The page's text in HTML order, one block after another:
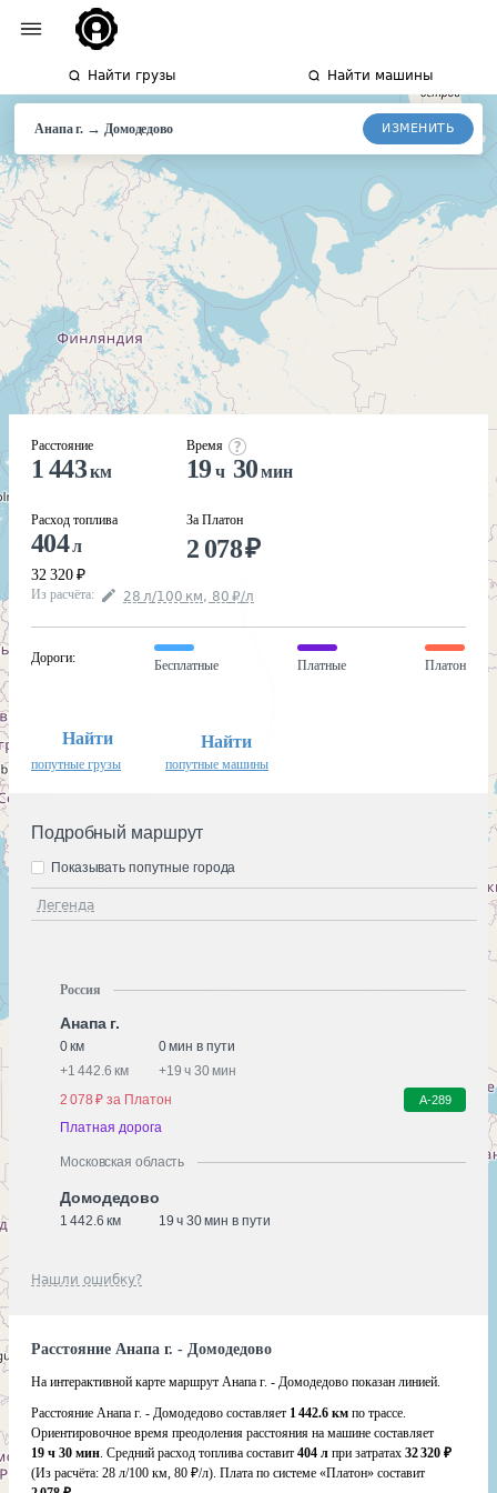
Найти грузы Найти машины
Анапа г. → Домодедово ИЗМЕНИТЬ
Расстояние
1 443км
Расход топлива
404л
32 320 ₽
Время
19ч 30 мин
За Платон
2 078₽
Из расчёта: 28 л/100 км, 80 ₽/л
Дороги:
Бесплатные Платные Платон
Найти
попутные грузы
Найти
попутные машины
Подробный маршрут
Легенда
Показывать попутные города
Россия
Анапа г.
0 км
0 мин в пути
+1 442.6 км +19 ч 30 мин
2 078 ₽ за Платон
А-289
Платная дорога
Московская область
Домодедово
1 442.6 км 19 ч 30 мин в пути
Нашли ошибку?
Расстояние Анапа г. - Домодедово
На интерактивной карте маршрут Анапа г. - Домодедово показан линией.
Расстояние Анапа г. - Домодедово составляет 1 442.6 км по трассе.
Ориентировочное время преодоления расстояния на машине составляет
19 ч 30 мин. Средний расход топлива составит 404 л при затратах 32 320 ₽
(Из расчёта: 28 л/100 км, 80 ₽/л). Плата по системе «Платон» составит